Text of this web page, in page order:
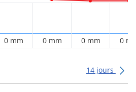
0 mm 0 mm 0 mm 0
14 jours